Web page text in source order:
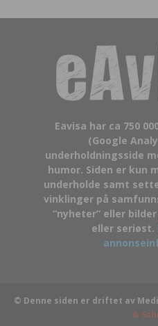
Eavisa har ca 750
(Google
underholdningsside
humor. Siden er kun
underholde samt
vinklinger på
“nyheter” eller
eller seriøst.
© Denne siden er driftet av
&